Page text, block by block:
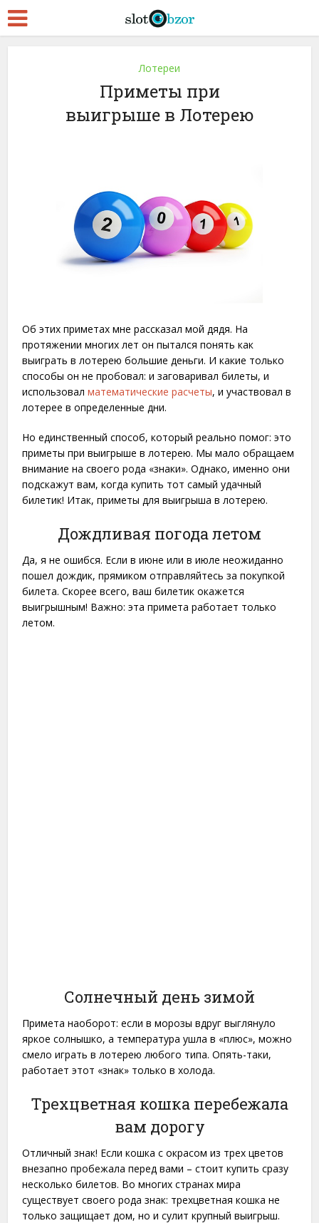
Лотереи
Приметы при
выигрыше в Лотерею
Об этих приметах мне рассказал мой дядя. На
протяжении многих лет он пытался понять как
выиграть в лотерею большие деньги. И какие только
способы он не пробовал: и заговаривал билеты, и
использовалматематические расчеты, и участвовал в
лотерее в определенные дни.
Но единственный способ, который реально помог: это
приметы при выигрыше в лотерею. Мы мало обращаем
внимание на своего рода «знаки». Однако, именно они
подскажут вам, когда купить тот самый удачный
билетик! Итак, приметы для выигрыша в лотерею.
Дождливая погода летом
Да, я не ошибся. Если в июне или в июле неожиданно
пошел дождик, прямиком отправляйтесь за покупкой
билета. Скорее всего, ваш билетик окажется
выигрышным! Важно: эта примета работает только
летом.
Солнечный день зимой
Примета наоборот: если в морозы вдруг выглянуло
яркое солнышко, а температура ушла в «плюс», можно
смело играть в лотерею любого типа. Опять-таки,
работает этот «знак» только в холода.
Трехцветная кошка перебежала
вам дорогу
Отличный знак! Если кошка с окрасом из трех цветов
внезапно пробежала перед вами – стоит купить сразу
несколько билетов. Во многих странах мира
существует своего рода знак: трехцветная кошка не
только защищает дом, но и сулит крупный выигрыш.